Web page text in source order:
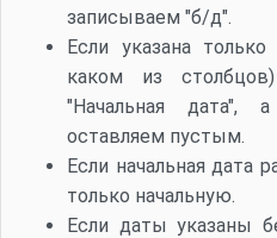
записываем "б/д".
Если указана
каком из
"Начальная дата",
оставляем пустым.
Если начальная дата
только начальную.
Если даты указаны